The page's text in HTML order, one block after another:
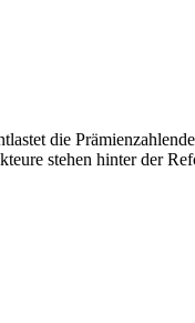
die
stehen hinter der